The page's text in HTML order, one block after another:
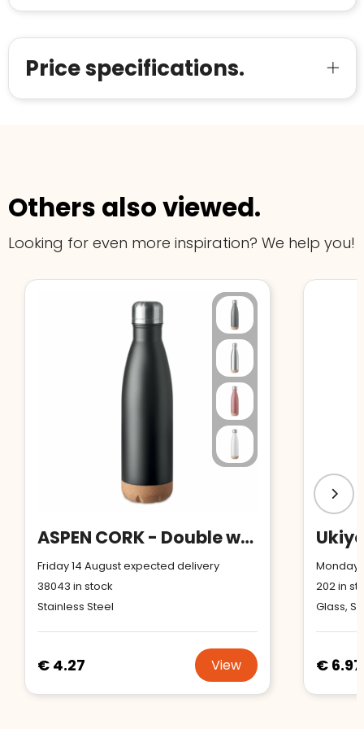
Price specifications.
Others also viewed.
Looking for even more inspiration? We help you!
ASPEN CORK - Double wall bottle 500 ml
Friday 14 August expected delivery
38043 in stock
Stainless Steel
€ 4.27 View
Monday
202in
Glass,
€ 6.97